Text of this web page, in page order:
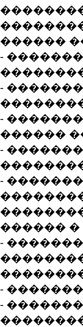
������
-
-
-
������
-
-
������
-
-
-